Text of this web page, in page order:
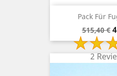
Pack Für
515,40 €
2